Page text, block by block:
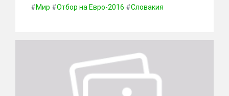
#Мир #Отбор на Евро-2016 #Словакия